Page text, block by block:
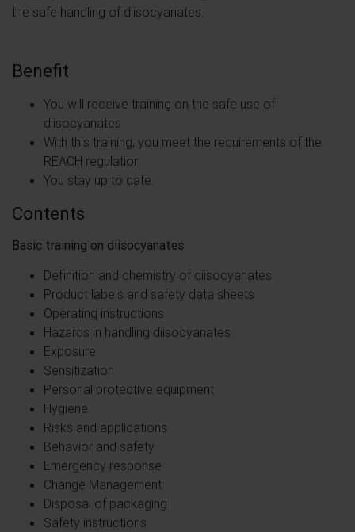
the safe handling of diisocyanates.
Benefit
You will receive training on the safe use of
diisocyanates.
With this training, you meet the requirements of the
REACH regulation.
You stay up to date.
Contents
Basic training on diisocyanates
Definition and chemistry of diisocyanates
Product labels and safety data sheets
Operating instructions
Hazards in handling diisocyanates
Exposure
Sensitization
Personal protective equipment
Hygiene
Risks and applications
Behavior and safety
Emergency response
Change Management
Disposal of packaging
Safety instructions